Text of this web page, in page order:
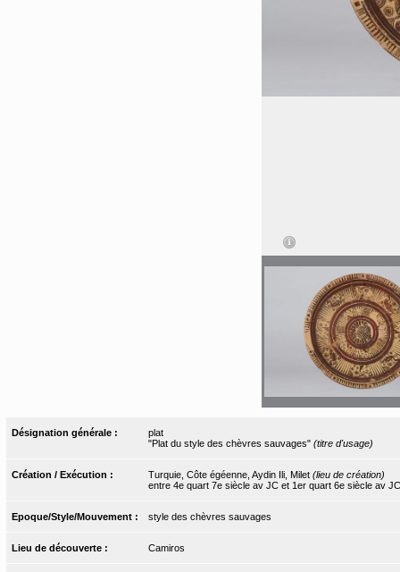
Désignation générale :
plat
"Plat du style des chèvres sauvages" (titre d'usage)
Création / Exécution : Turquie, Côte égéenne, Aydin Ili, Milet (lieu de création)
entre 4e quart 7e siècle av JC et 1er quart 6e siècle av JC
Epoque/Style/Mouvement : style des chèvres sauvages
Lieu de découverte : Camiros